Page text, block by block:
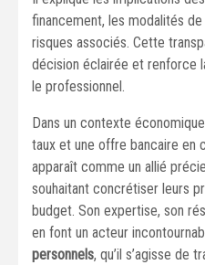
financement, les modalités
risques associés. Cette
décision éclairée et renforce
le professionnel.
Dans un contexte
taux et une offre bancaire en
apparaît comme un allié
souhaitant concrétiser leurs
budget. Son expertise, son
en font un acteur
personnels, qu’il s’agisse de